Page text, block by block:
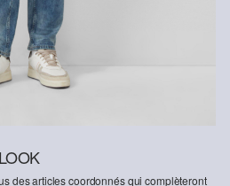
des articles coordonnés qui complèteront